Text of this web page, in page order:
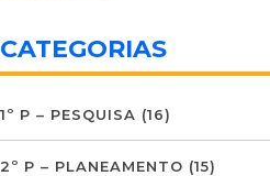
CATEGORIAS
1º P – PESQUISA (16)
2º P – PLANEAMENTO (15)